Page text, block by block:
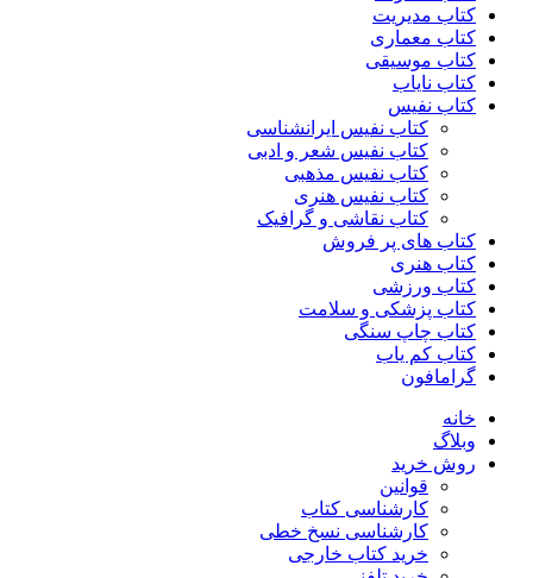
کتاب مدیریت
کتاب معماری
کتاب موسیقی
کتاب نایاب
کتاب نفیس
کتاب نفیس ایرانشناسی
کتاب نفیس شعر و ادبی
کتاب نفیس مذهبی
کتاب نفیس هنری
کتاب نقاشی و گرافیک
کتاب های پر فروش
کتاب هنری
کتاب ورزشی
کتاب پزشکی و سلامت
کتاب چاپ سنگی
کتاب کم یاب
گرامافون
خانه
وبلاگ
روش خرید
قوانین
کارشناسی کتاب
کارشناسی نسخ خطی
خرید کتاب خارجی